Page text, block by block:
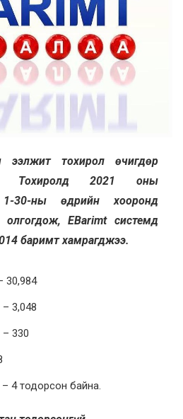
ээлжит тохирол өчигдөр
Тохиролд 2021 оны
30-ны өдрийн хооронд
олгогдож, EBarimt системд
баримт хамрагджээ.
30,984
– 3,048
– 330
– 4 тодорсон байна.